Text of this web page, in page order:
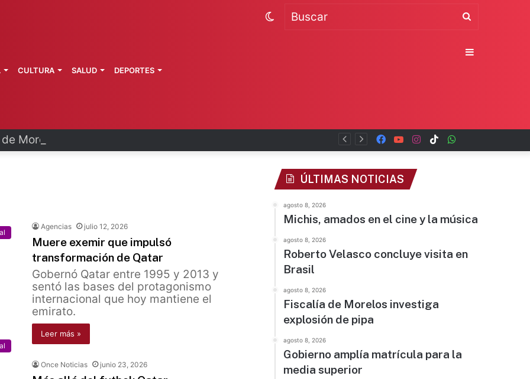
Morelos investiga explosión de pipa TikTok
Instagram
YouTube
Facebook
CULTURA SALUD DEPORTES
Switch
Agencias julio 12, 2026
Muere exemir que impulsó
transformación de Qatar
Gobernó Qatar entre 1995 y 2013 y
sentó las bases del protagonismo
internacional que hoy mantiene el
emirato.
Leer más »
Once Noticias junio 23, 2026
ÚLTIMAS NOTICIAS
agosto 8, 2026
Michis, amados en el cine y la música
agosto 8, 2026
Roberto Velasco concluye visita en
Brasil
agosto 8, 2026
Fiscalía de Morelos investiga
explosión de pipa
agosto 8, 2026
Gobierno amplía matrícula para la
media superior